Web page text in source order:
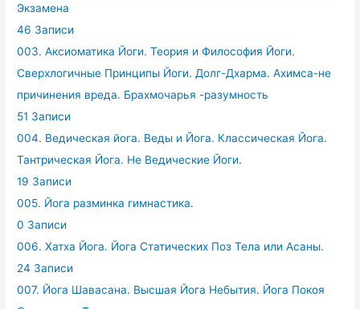
Экзамена
46 Записи
003. Аксиоматика Йоги. Теория и Философия Йоги.
Сверхлогичные Принципы Йоги. Долг-Дхарма. Ахимса-не
причинения вреда. Брахмочарья -разумность
51 Записи
004. Ведическая йога. Веды и Йога. Классическая Йога.
Тантрическая Йога. Не Ведические Йоги.
19 Записи
005. Йога разминка гимнастика.
0 Записи
006. Хатха Йога. Йога Статических Поз Тела или Асаны.
24 Записи
007. Йога Шавасана. Высшая Йога Небытия. Йога Покоя